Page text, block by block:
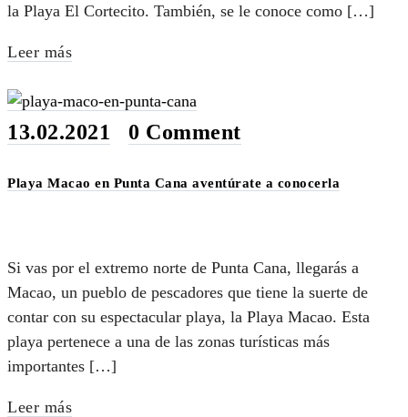
la Playa El Cortecito. También, se le conoce como […]
Leer más
13.02.2021 0 Comment
Playa Macao en Punta Cana aventúrate a conocerla
Si vas por el extremo norte de Punta Cana, llegarás a
Macao, un pueblo de pescadores que tiene la suerte de
contar con su espectacular playa, la Playa Macao. Esta
playa pertenece a una de las zonas turísticas más
importantes […]
Leer más